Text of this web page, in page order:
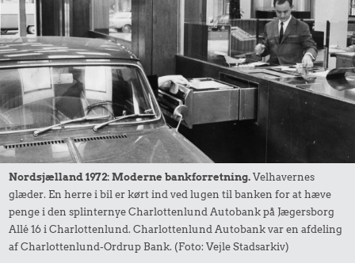
Nordsjælland 1972: Moderne bankforretning.Velhavernes
glæder. En herre i bil er kørt ind ved lugen til banken for at hæve
penge i den splinternye Charlottenlund Autobank på Jægersborg
Allé 16 i Charlottenlund. Charlottenlund Autobank var en afdeling
af Charlottenlund-Ordrup Bank. (Foto: Vejle Stadsarkiv)